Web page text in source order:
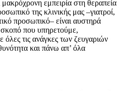
εμπειρία στη θεραπεία
της κλινικής μας –γιατροί,
προσωπικό– είναι αυστηρά
που υπηρετούμε,
όλες τις ανάγκες των ζευγαριών
και πάνω απ’ όλα